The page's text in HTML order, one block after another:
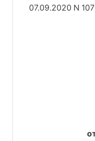
07.09.2020 N